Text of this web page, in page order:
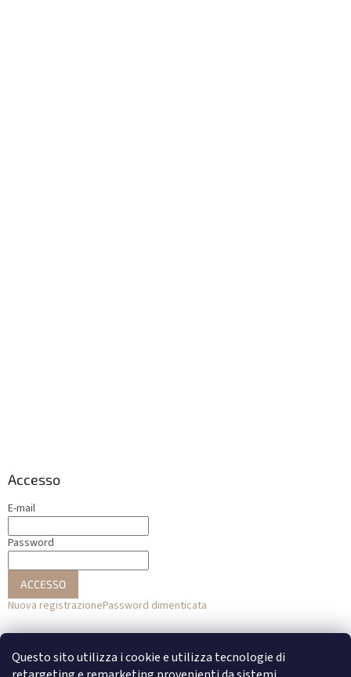
Questo sito utilizza i cookie e utilizza tecnologie di
Accesso
E-mail
Password
ACCESSO
Nuova registrazionePassword dimenticata
o
Accesso con Facebook